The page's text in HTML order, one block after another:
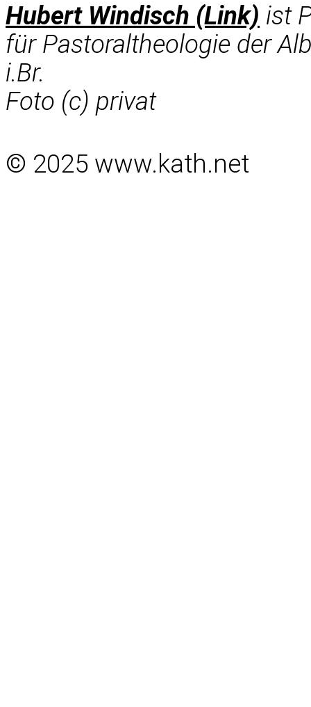
Hubert Windisch (Link) ist
für Pastoraltheologie der
i.Br.
Foto (c) privat
© 2025 www.kath.net